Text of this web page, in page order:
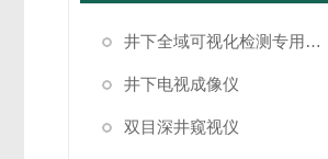
井下全域可视化检测专用成像设备
井下电视成像仪
双目深井窥视仪